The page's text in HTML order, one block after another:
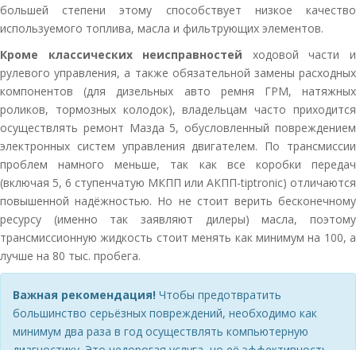
большей степени этому способствует низкое качество
используемого топлива, масла и фильтрующих элементов.
Кроме классических неисправностей ходовой части и
рулевого управления, а также обязательной замены расходных
компонентов (для дизельных авто ремня ГРМ, натяжных
роликов, тормозных колодок), владельцам часто приходится
осуществлять ремонт Мазда 5, обусловленный повреждением
электронных систем управления двигателем. По трансмиссии
проблем намного меньше, так как все коробки передач
(включая 5, 6 ступенчатую МКПП или АКПП-tiptronic) отличаются
повышенной надёжностью. Но не стоит верить бесконечному
ресурсу (именно так заявляют дилеры) масла, поэтому
трансмиссионную жидкость стоит менять как минимум на 100, а
лучше на 80 тыс. пробега.
Важная рекомендация! Чтобы предотвратить
большинство серьёзных повреждений, необходимо как
минимум два раза в год осуществлять компьютерную